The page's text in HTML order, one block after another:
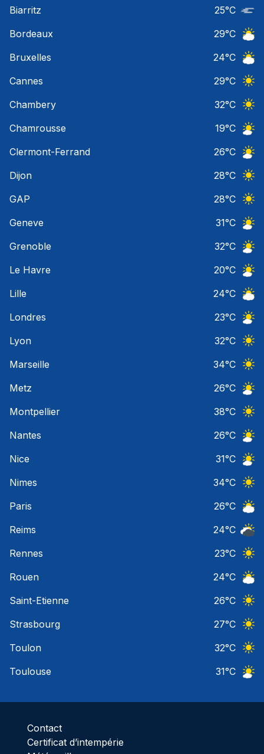
Biarritz
25°C
Bordeaux
29°C
Bruxelles
24°C
Cannes
29°C
Chambery
32°C
Chamrousse
19°C
Clermont-Ferrand
26°C
Dijon
28°C
GAP
28°C
Geneve
31°C
Grenoble
32°C
Le Havre
20°C
Lille
24°C
Londres
23°C
Lyon
32°C
Marseille
34°C
Metz
26°C
Montpellier
38°C
Nantes
26°C
Nice
31°C
Nimes
34°C
Paris
26°C
Reims
24°C
Rennes
23°C
Rouen
24°C
Saint-Etienne
26°C
Strasbourg
27°C
Toulon
32°C
Toulouse
31°C
Contact
Certificat d’intempérie